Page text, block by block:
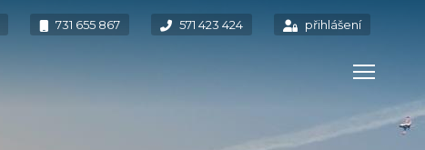
731 655 867 571 423 424 přihlášení